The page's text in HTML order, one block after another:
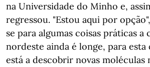
na Universidade do Minho e,
regressou. "Estou aqui por
se para algumas coisas práticas a
nordeste ainda é longe, para esta
está a descobrir novas moléculas